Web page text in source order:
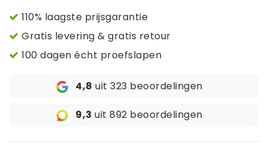
110% laagste prijsgarantie
Gratis levering & gratis retour
100 dagen écht proefslapen
4,8 uit 323 beoordelingen
9,3 uit 892 beoordelingen